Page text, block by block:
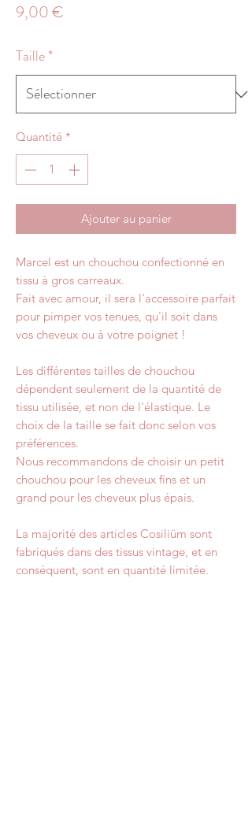
9,00 €
Taille*
Quantité *
Ajouter au panier
Marcel est un chouchou confectionné en
tissu à gros carreaux.
Fait avec amour, il sera l'accessoire parfait
pour pimper vos tenues, qu'il soit dans
vos cheveux ou à votre poignet !
Les différentes tailles de chouchou
dépendent seulement de la quantité de
tissu utilisée, et non de l'élastique. Le
choix de la taille se fait donc selon vos
préférences.
Nous recommandons de choisir un petit
chouchou pour les cheveux fins et un
grand pour les cheveux plus épais.
La majorité des articles Cosiliüm sont
fabriqués dans des tissus vintage, et en
conséquent, sont en quantité limitée.